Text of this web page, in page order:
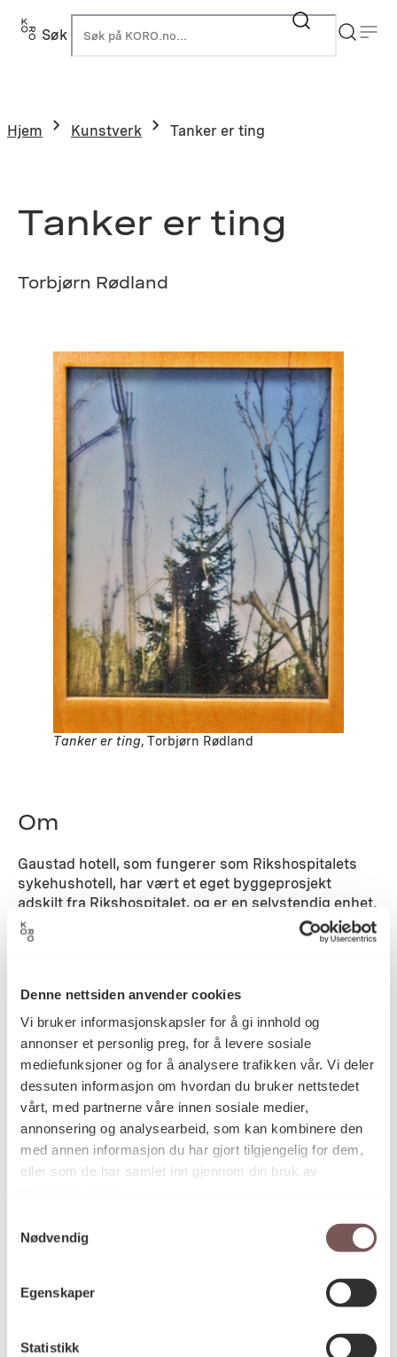
Denne nettsiden anvender cookies
Vi bruker informasjonskapsler for å gi innhold og
annonser et personlig preg, for å levere sosiale
mediefunksjoner og for å analysere trafikken vår. Vi deler
dessuten informasjon om hvordan du bruker nettstedet
vårt, med partnerne våre innen sosiale medier,
annonsering og analysearbeid, som kan kombinere den
med annen informasjon du har gjort tilgjengelig for dem,
eller som de har samlet inn gjennom din bruk av
Nødvendig
Egenskaper
Statistikk
Hopp
Søk
Hjem Kunstverk Tanker er ting
Tanker er ting
Torbjørn Rødland
Tanker er ting, Torbjørn Rødland
Om
Gaustad hotell, som fungerer som Rikshospitalets
sykehushotell, har vært et eget byggeprosjekt
adskilt fra Rikshospitalet, og er en selvstendig enhet.
Med sin nære forbindelse i til sykehuset er hotellet
likevel inkludert i utsmykkingsplanen med et område
Detaljer
Datering 2000
Kunstner Torbjørn Rødland
Kategori